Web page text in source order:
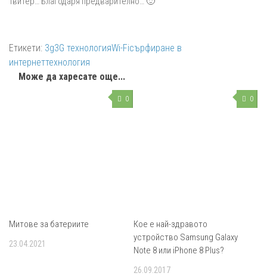
Етикети: 3g3G технологияWi-Fiсърфиране в
интернеттехнология
Може да харесате още...
0
Митове за батериите
23.04.2021
0
Кое е най-здравото
устройство Samsung Galaxy
Note 8 или iPhone 8 Plus?
26.09.2017